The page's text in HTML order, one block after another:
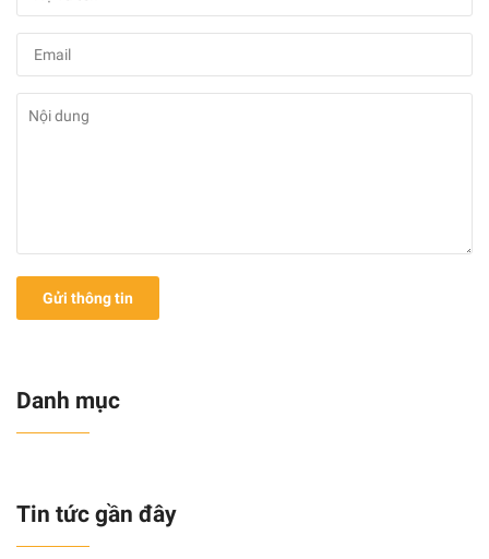
Gửi thông tin
Danh mục
Tin tức gần đây